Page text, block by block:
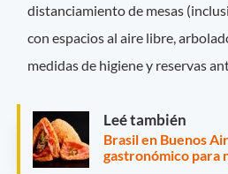
distanciamiento de mesas
con espacios al aire libre,
medidas de higiene y reservas
Leé también
Brasil en Buenos
gastronómico para